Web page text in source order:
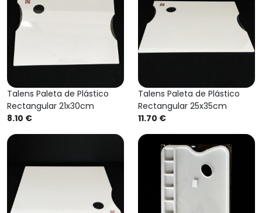
Talens Paleta de Plástico
Rectangular 21x30cm
8.10 €
Talens Paleta de Plástico
Rectangular 25x35cm
11.70 €